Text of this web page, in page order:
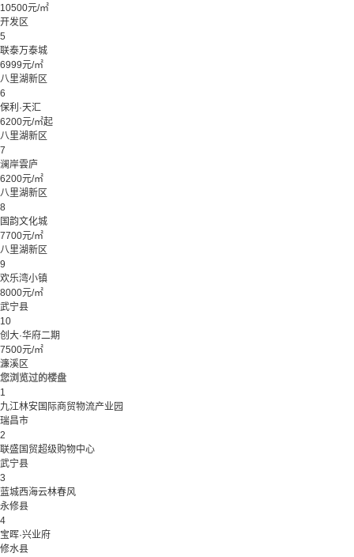
10500元/㎡
开发区
5
联泰万泰城
6999元/㎡
八里湖新区
6
保利·天汇
6200元/㎡起
八里湖新区
7
澜岸雲庐
6200元/㎡
八里湖新区
8
国韵文化城
7700元/㎡
八里湖新区
9
欢乐湾小镇
8000元/㎡
武宁县
10
创大·华府二期
7500元/㎡
濂溪区
您浏览过的楼盘
1
九江林安国际商贸物流产业园
瑞昌市
2
联盛国贸超级购物中心
武宁县
3
蓝城西海云林春风
永修县
4
宝晖·兴业府
修水县